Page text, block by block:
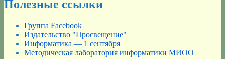
записям
Полезные ссылки
Группа Facebook
Издательство "Просвещение"
Информатика — 1 сентября
Методическая лаборатория информатики МИОО